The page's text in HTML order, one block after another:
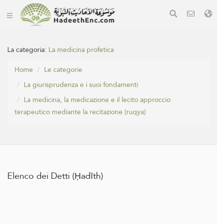
La categoria: La medicina profetica
Home
Le categorie
La giurisprudenza e i suoi fondamenti
La medicina, la medicazione e il lecito approccio
terapeutico mediante la recitazione (ruqya)
Elenco dei Detti (Ḥadīth)